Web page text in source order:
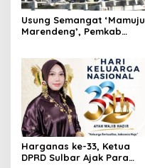
Usung Semangat ‘Mamuju
Marendeng’, Pemkab
Karang
Harganas ke-33, Ketua
DPRD Sulbar Ajak Para